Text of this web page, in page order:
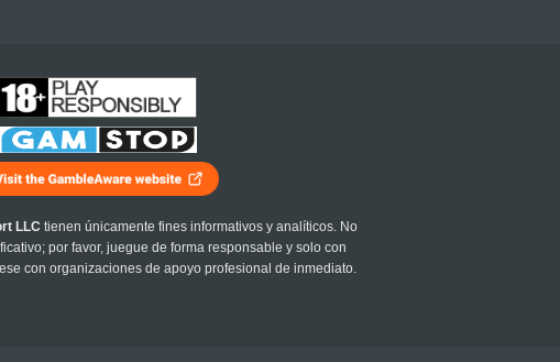
LLC tienen únicamente fines informativos y analíticos. No
por favor, juegue de forma responsable y solo con
con organizaciones de apoyo profesional de inmediato.